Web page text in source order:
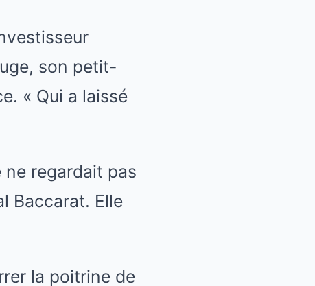
son petit-
« Qui a laissé
regardait pas
Baccarat. Elle
la poitrine de